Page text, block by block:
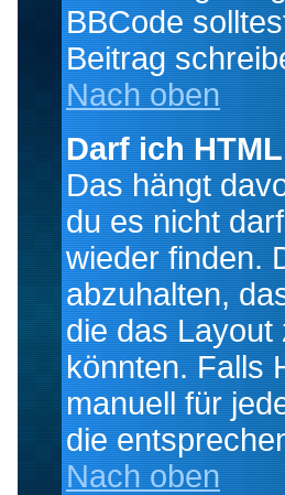
BBCode
Beitrag
Nach oben
Darf ich
Das hängt
du es nicht
wieder finden.
abzuhalten,
die das
könnten. Falls
manuell für
die
Nach oben